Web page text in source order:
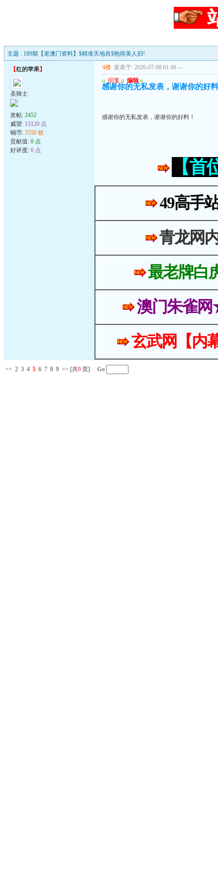
主题 : 189期【老澳门资料】$精准天地肖$抱得美人归!
【红的苹果】
圣骑士
发帖: 2452
威望: 15120 点
铜币: 3550 枚
贡献值: 0 点
好评度: 0 点
4楼 发表于: 2026-07-08 01:49 ---
u 回复 u 编辑 u
感谢你的无私发表，谢谢你的好
感谢你的无私发表，谢谢你的好料！
【
49高手
青龙网
最老牌白
澳门朱雀
玄武网【内
<< 2 3 4 5 6 7 8 9 >> [共9 页] Go